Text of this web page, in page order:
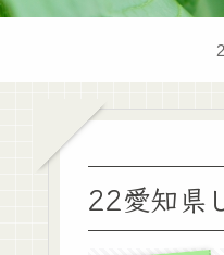
22愛知